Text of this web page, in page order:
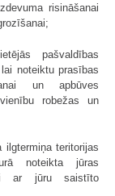
risināšanai
pašvaldības
noteiktu prasības
un apbūves
robežas un
teritorijas
noteikta jūras
ar jūru saistīto